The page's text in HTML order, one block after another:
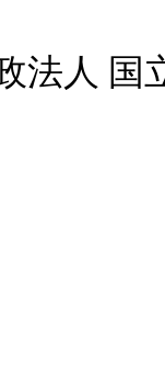
法人 国